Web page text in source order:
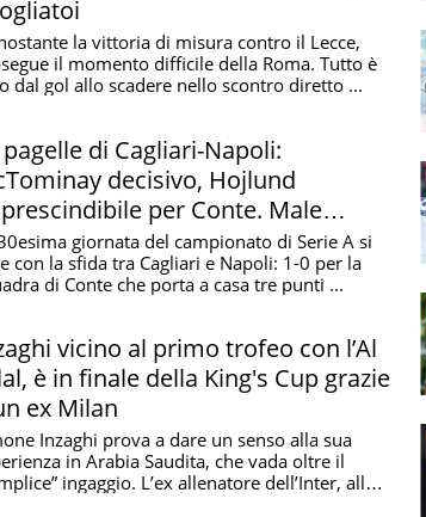
la vittoria di misura contro il Lecce,
il momento difficile della Roma. Tutto è
dal gol allo scadere nello scontro diretto ...
pagelle di Cagliari-Napoli:
decisivo, Hojlund
per Conte. Male
giornata del campionato di Serie A si
con la sfida tra Cagliari e Napoli: 1-0 per la
di Conte che porta a casa tre punti ...
vicino al primo trofeo con l’Al
è in finale della King's Cup grazie
ex Milan
Inzaghi prova a dare un senso alla sua
in Arabia Saudita, che vada oltre il
ingaggio. L’ex allenatore dell’Inter, alla